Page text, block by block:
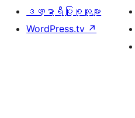
ဒဏ္ဍာရီပြုစုသူများ
WordPress.tv ↗